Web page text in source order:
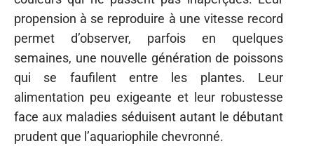
propension à se reproduire à une vitesse record
permet d’observer, parfois en quelques
semaines, une nouvelle génération de poissons
qui se faufilent entre les plantes. Leur
alimentation peu exigeante et leur robustesse
face aux maladies séduisent autant le débutant
prudent que l’aquariophile chevronné.